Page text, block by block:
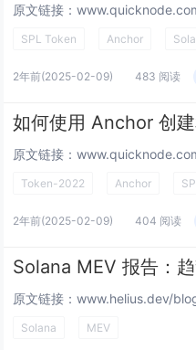
SPL Token Anchor
2年前(2025-02-09) 483 阅读
如何使用 Anchor 创
Token-2022 Anchor
2年前(2025-02-09) 404 阅读
Solana MEV 报告：
Solana MEV